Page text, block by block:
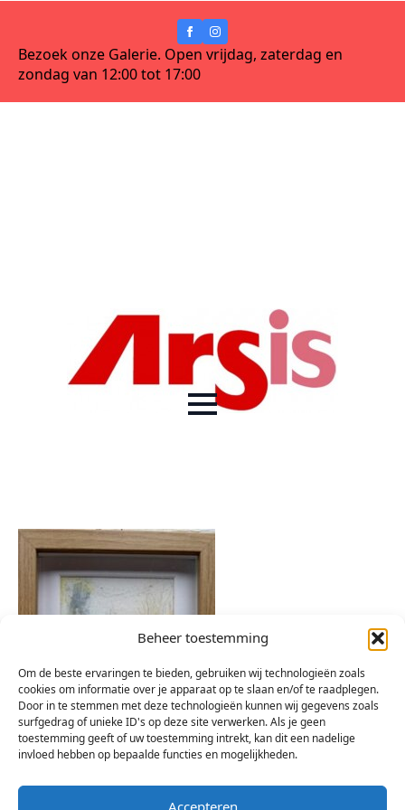
Beheer toestemming
Om de beste ervaringen te bieden, gebruiken wij technologieën zoals
cookies om informatie over je apparaat op te slaan en/of te raadplegen.
Door in te stemmen met deze technologieën kunnen wij gegevens zoals
surfgedrag of unieke ID's op deze site verwerken. Als je geen
toestemming geeft of uw toestemming intrekt, kan dit een nadelige
invloed hebben op bepaalde functies en mogelijkheden.
Accepteren
Bezoek onze Galerie. Open vrijdag, zaterdag en
zondag van 12:00 tot 17:00